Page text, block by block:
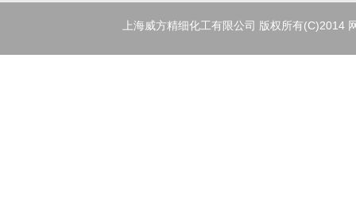
上海威方精细化工有限公司 版权所有(C)2014